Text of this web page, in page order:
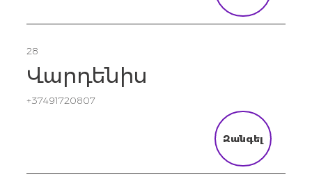
28
Վարդենիս
+37491720807
Զանգել